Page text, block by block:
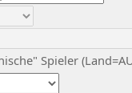
Spieler